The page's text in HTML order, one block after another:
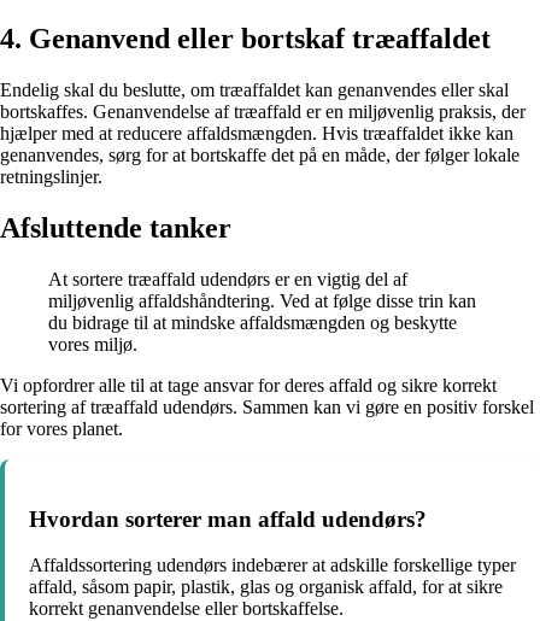
4. Genanvend eller bortskaf træaffaldet
Endelig skal du beslutte, om træaffaldet kan genanvendes eller skal
bortskaffes. Genanvendelse af træaffald er en miljøvenlig praksis, der
hjælper med at reducere affaldsmængden. Hvis træaffaldet ikke kan
genanvendes, sørg for at bortskaffe det på en måde, der følger lokale
retningslinjer.
Afsluttende tanker
At sortere træaffald udendørs er en vigtig del af
miljøvenlig affaldshåndtering. Ved at følge disse trin kan
du bidrage til at mindske affaldsmængden og beskytte
vores miljø.
Vi opfordrer alle til at tage ansvar for deres affald og sikre korrekt
sortering af træaffald udendørs. Sammen kan vi gøre en positiv forskel
for vores planet.
Hvordan sorterer man affald udendørs?
Affaldssortering udendørs indebærer at adskille forskellige typer
affald, såsom papir, plastik, glas og organisk affald, for at sikre
korrekt genanvendelse eller bortskaffelse.